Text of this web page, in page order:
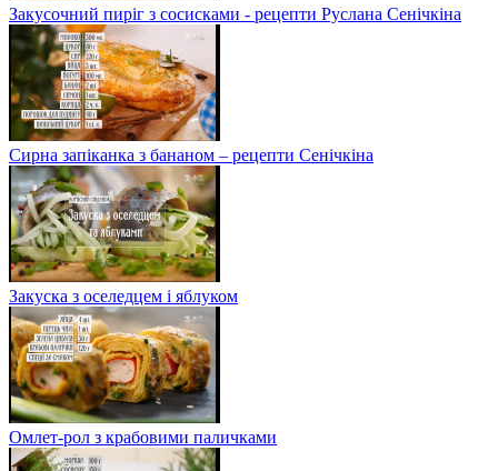
Закусочний пиріг з сосисками - рецепти Руслана Сенічкіна
Сирна запіканка з бананом – рецепти Сенічкіна
Закуска з оселедцем і яблуком
Омлет-рол з крабовими паличками